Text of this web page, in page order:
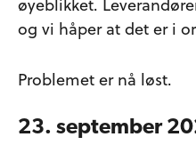
og vi håper at det er i
Problemet er nå løst.
23. september